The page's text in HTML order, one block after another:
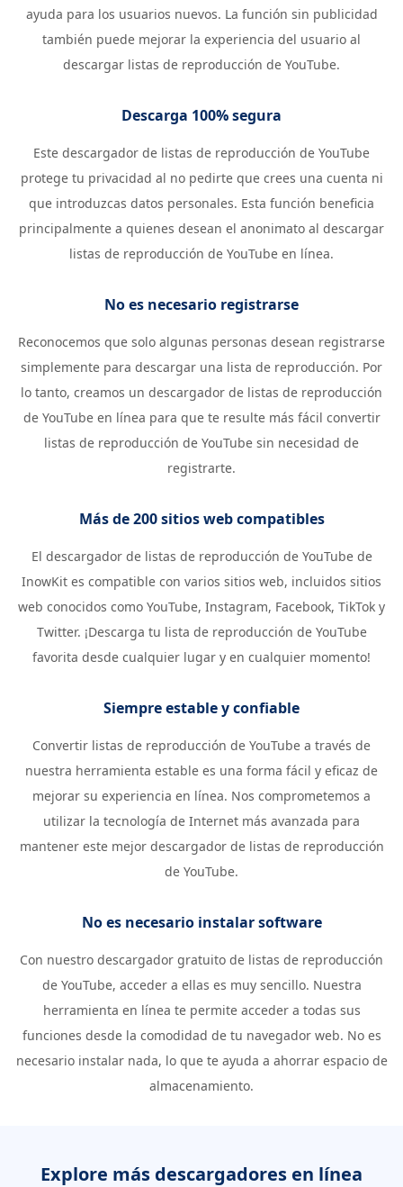
ayuda para los usuarios nuevos. La función sin publicidad
también puede mejorar la experiencia del usuario al
descargar listas de reproducción de YouTube.
Descarga 100% segura
Este descargador de listas de reproducción de YouTube
protege tu privacidad al no pedirte que crees una cuenta ni
que introduzcas datos personales. Esta función beneficia
principalmente a quienes desean el anonimato al descargar
listas de reproducción de YouTube en línea.
No es necesario registrarse
Reconocemos que solo algunas personas desean registrarse
simplemente para descargar una lista de reproducción. Por
lo tanto, creamos un descargador de listas de reproducción
de YouTube en línea para que te resulte más fácil convertir
listas de reproducción de YouTube sin necesidad de
registrarte.
Más de 200 sitios web compatibles
El descargador de listas de reproducción de YouTube de
InowKit es compatible con varios sitios web, incluidos sitios
web conocidos como YouTube, Instagram, Facebook, TikTok y
Twitter. ¡Descarga tu lista de reproducción de YouTube
favorita desde cualquier lugar y en cualquier momento!
Siempre estable y confiable
Convertir listas de reproducción de YouTube a través de
nuestra herramienta estable es una forma fácil y eficaz de
mejorar su experiencia en línea. Nos comprometemos a
utilizar la tecnología de Internet más avanzada para
mantener este mejor descargador de listas de reproducción
de YouTube.
No es necesario instalar software
Con nuestro descargador gratuito de listas de reproducción
de YouTube, acceder a ellas es muy sencillo. Nuestra
herramienta en línea te permite acceder a todas sus
funciones desde la comodidad de tu navegador web. No es
necesario instalar nada, lo que te ayuda a ahorrar espacio de
almacenamiento.
Explore más descargadores en línea